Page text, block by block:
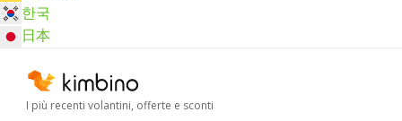
한국
日本
I più recenti volantini, offerte e sconti